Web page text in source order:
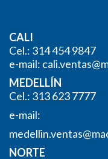
CALI
Cel.: 314 454 9847
e-mail:
MEDELLÍN
Cel.: 313 623 7777
e-mail:
NORTE